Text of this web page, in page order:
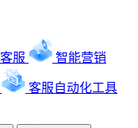
服 智能营销
客服自动化工具